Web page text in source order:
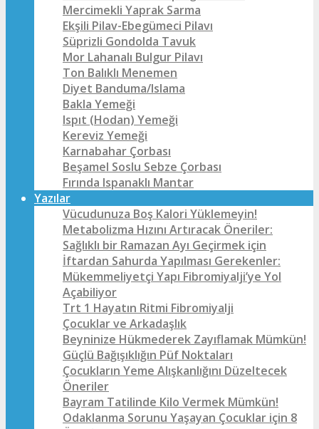
Mercimekli Yaprak Sarma
Ekşili Pilav-Ebegümeci Pilavı
Süprizli Gondolda Tavuk
Mor Lahanalı Bulgur Pilavı
Ton Balıklı Menemen
Diyet Banduma/Islama
Bakla Yemeği
Ispıt (Hodan) Yemeği
Kereviz Yemeği
Karnabahar Çorbası
Beşamel Soslu Sebze Çorbası
Fırında Ispanaklı Mantar
Yazılar
Vücudunuza Boş Kalori Yüklemeyin!
Metabolizma Hızını Artıracak Öneriler:
Sağlıklı bir Ramazan Ayı Geçirmek için
İftardan Sahurda Yapılması Gerekenler:
Mükemmeliyetçi Yapı Fibromiyalji’ye Yol
Açabiliyor
Trt 1 Hayatın Ritmi Fibromiyalji
Çocuklar ve Arkadaşlık
Beyninize Hükmederek Zayıflamak Mümkün!
Güçlü Bağışıklığın Püf Noktaları
Çocukların Yeme Alışkanlığını Düzeltecek
Öneriler
Bayram Tatilinde Kilo Vermek Mümkün!
Odaklanma Sorunu Yaşayan Çocuklar için 8